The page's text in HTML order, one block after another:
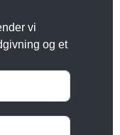
vi
og et